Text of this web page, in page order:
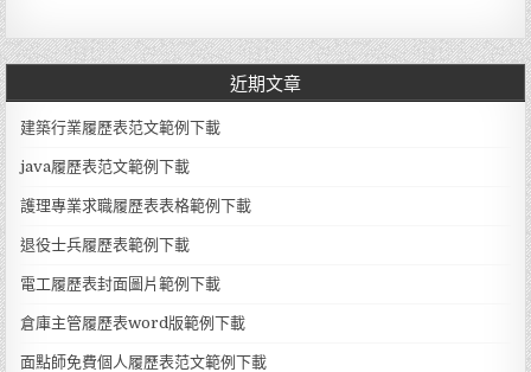
近期文章
建築行業履歷表范文範例下載
java履歷表范文範例下載
護理專業求職履歷表表格範例下載
退役士兵履歷表範例下載
電工履歷表封面圖片範例下載
倉庫主管履歷表word版範例下載
面點師免費個人履歷表范文範例下載